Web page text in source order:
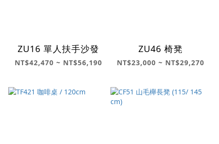
ZU16 單人扶手沙發
NT$42,470 ~ NT$56,190
ZU46 椅凳
NT$23,000 ~ NT$29,270